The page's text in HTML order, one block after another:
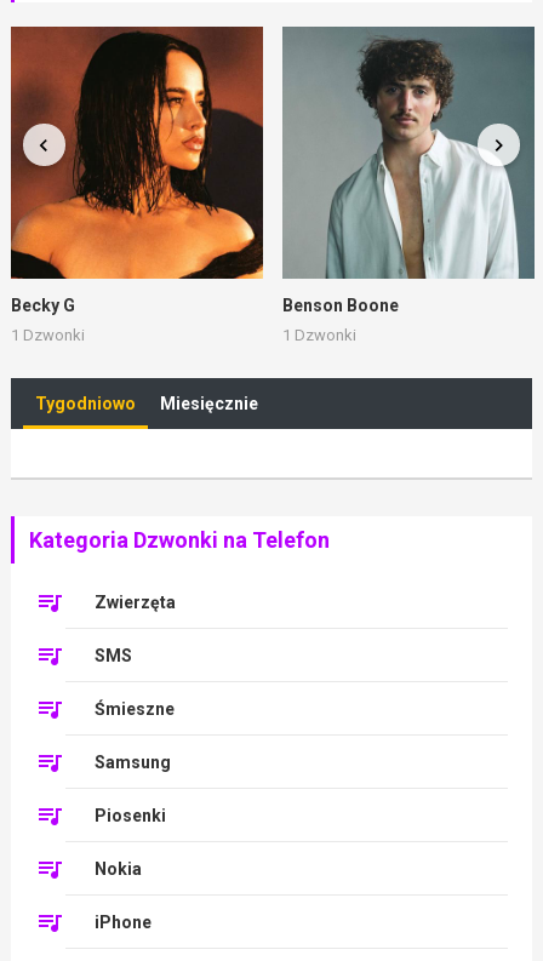
Becky G
1 Dzwonki
Benson Boone
1 Dzwonki
Tygodniowo Miesięcznie
Kategoria Dzwonki na Telefon
Zwierzęta
SMS
Śmieszne
Samsung
Piosenki
Nokia
iPhone